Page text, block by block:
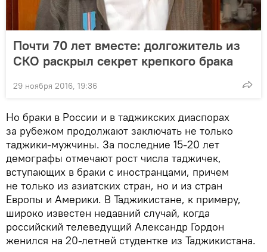
Почти 70 лет вместе: долгожитель из
СКО раскрыл секрет крепкого брака
29 ноября 2016, 19:36
Но браки в России и в таджикских диаспорах
за рубежом продолжают заключать не только
таджики-мужчины. За последние 15-20 лет
демографы отмечают рост числа таджичек,
вступающих в браки с иностранцами, причем
не только из азиатских стран, но и из стран
Европы и Америки. В Таджикистане, к примеру,
широко известен недавний случай, когда
российский телеведущий Александр Гордон
женился на 20-летней студентке из Таджикистана.